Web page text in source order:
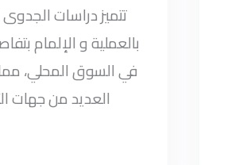
تتميز دراسات الجدوى
بالعملية و الإلمام
في السوق المحلي،
العديد من جهات